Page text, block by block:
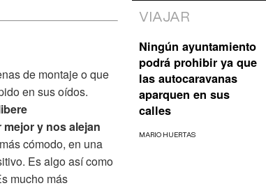
de montaje o que
en sus oídos.
y nos alejan
cómodo, en una
Es algo así como
mucho más
VIAJAR
Ningún ayuntamiento
podrá prohibir ya que
las autocaravanas
aparquen en sus
calles
MARIO HUERTAS